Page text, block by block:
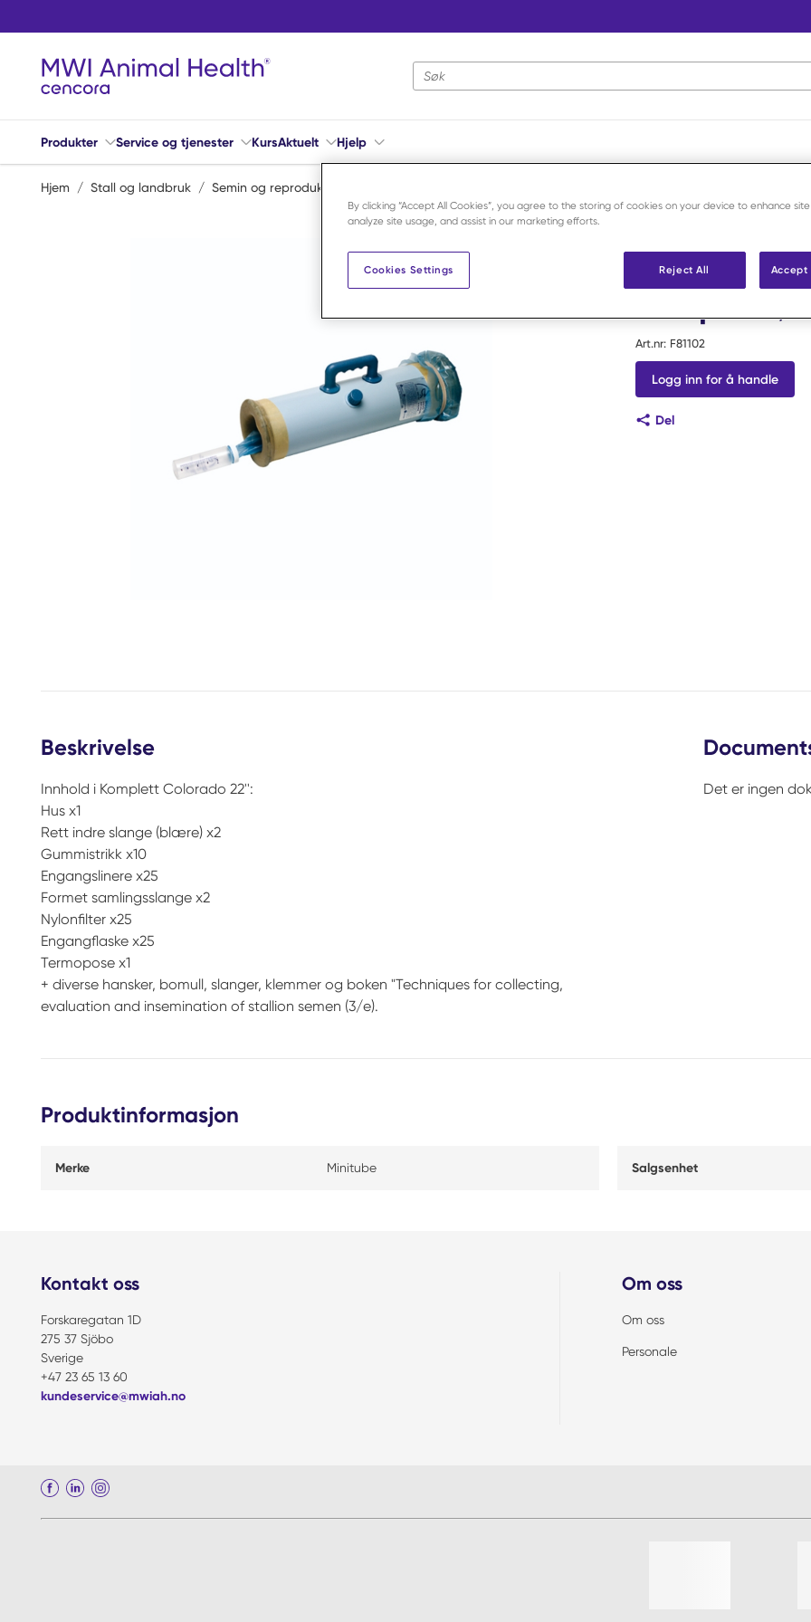
Nettstedsøk
Produkter Service og tjenester KursAktuelt Hjelp
Hjem / Stall og landbruk / Semin og reproduksjon
Artificiell
Art.nr: F81102
Logg inn for å handle
Del
Beskrivelse
Innhold i Komplett Colorado 22'':
Hus x1
Rett indre slange (blære) x2
Gummistrikk x10
Engangslinere x25
Formet samlingsslange x2
Nylonfilter x25
Engangflaske x25
Termopose x1
+ diverse hansker, bomull, slanger, klemmer og boken "Techniques for collecting,
evaluation and insemination of stallion semen (3/e).
Det er ingen
Produktinformasjon
Merke Minitube Salgsenhet
Kontakt oss
Forskaregatan 1D
275 37 Sjöbo
Sverige
+47 23 65 13 60
kundeservice@mwiah.no
Om oss
Om oss
Personale
By clicking “Accept All Cookies”, you agree to the storing of cookies on your device to enhance
analyze site usage, and assist in our marketing efforts.
Reject All Accept
Cookies Settings